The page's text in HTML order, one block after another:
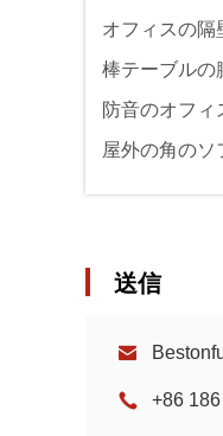
オフィスの隔
棒テーブルの
防音のオフィ
屋外の角のソ
送信
+86